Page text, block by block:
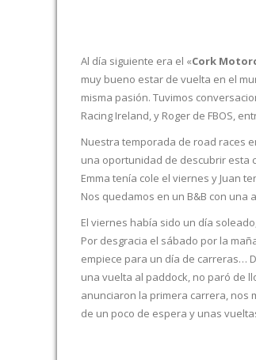
Al día siguiente era el «Cork
muy bueno estar de vuelta en el
misma pasión. Tuvimos
Racing Ireland, y Roger de FBOS,
Nuestra temporada de road races
una oportunidad de descubrir esta
Emma tenía cole el viernes y Juan
Nos quedamos en un B&B con
El viernes había sido un día
Por desgracia el sábado por la
empiece para un día de carreras…
una vuelta al paddock, no paró de
anunciaron la primera carrera, nos
de un poco de espera y unas